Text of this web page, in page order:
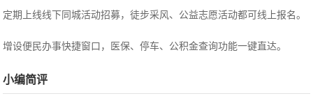
定期上线线下同城活动招募，徒步采风、公益志愿活动都可线上报名。
增设便民办事快捷窗口，医保、停车、公积金查询功能一键直达。
小编简评